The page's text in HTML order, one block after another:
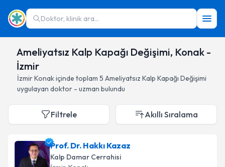
Doktor, klinik ara...
Ameliyatsız Kalp Kapağı Değişimi, Konak -
İzmir
İzmirKonakiçinde toplam 5 Ameliyatsız Kalp Kapağı Değişimi
uygulayan doktor - uzman bulundu
Filtrele Akıllı Sıralama
Prof. Dr. Hakkı Kazaz
Kalp Damar Cerrahisi